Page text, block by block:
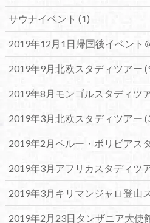
サウナイベント (1)
2019年12月1日帰国後イベント
2019年9月北欧スタディツアー
2019年8月モンゴルスタディツ
2019年3月北欧スタディツアー
2019年2月ペルー・ボリビアス
2019年3月アフリカスタディツ
2019年3月キリマンジャロ登山
2019年2月23日タンザニア大使